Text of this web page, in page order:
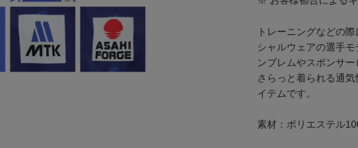
トレーニングなどの
シャルウェアの選手
ンブレムやスポンサ
さらっと着られる通
イテムです。
素材：ポリエステル